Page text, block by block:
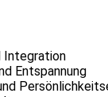
Integration
Entspannung